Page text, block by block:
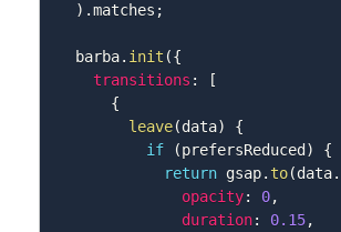
) .matches ;
barba. init ({
transitions :
[
{
leave(data)
{
if
(prefersReduced )
{
return gsap. to(data.
opacity: 0,
duration: 0.15,